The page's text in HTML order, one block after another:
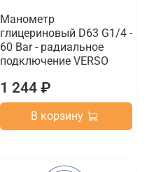
Манометр
глицериновый D63 G1/4 -
60 Bar - радиальное
подключение VERSO
1 244 ₽
В корзину